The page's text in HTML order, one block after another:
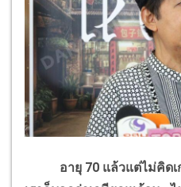
อายุ 70 แล้วแต่ไม่คิดเก